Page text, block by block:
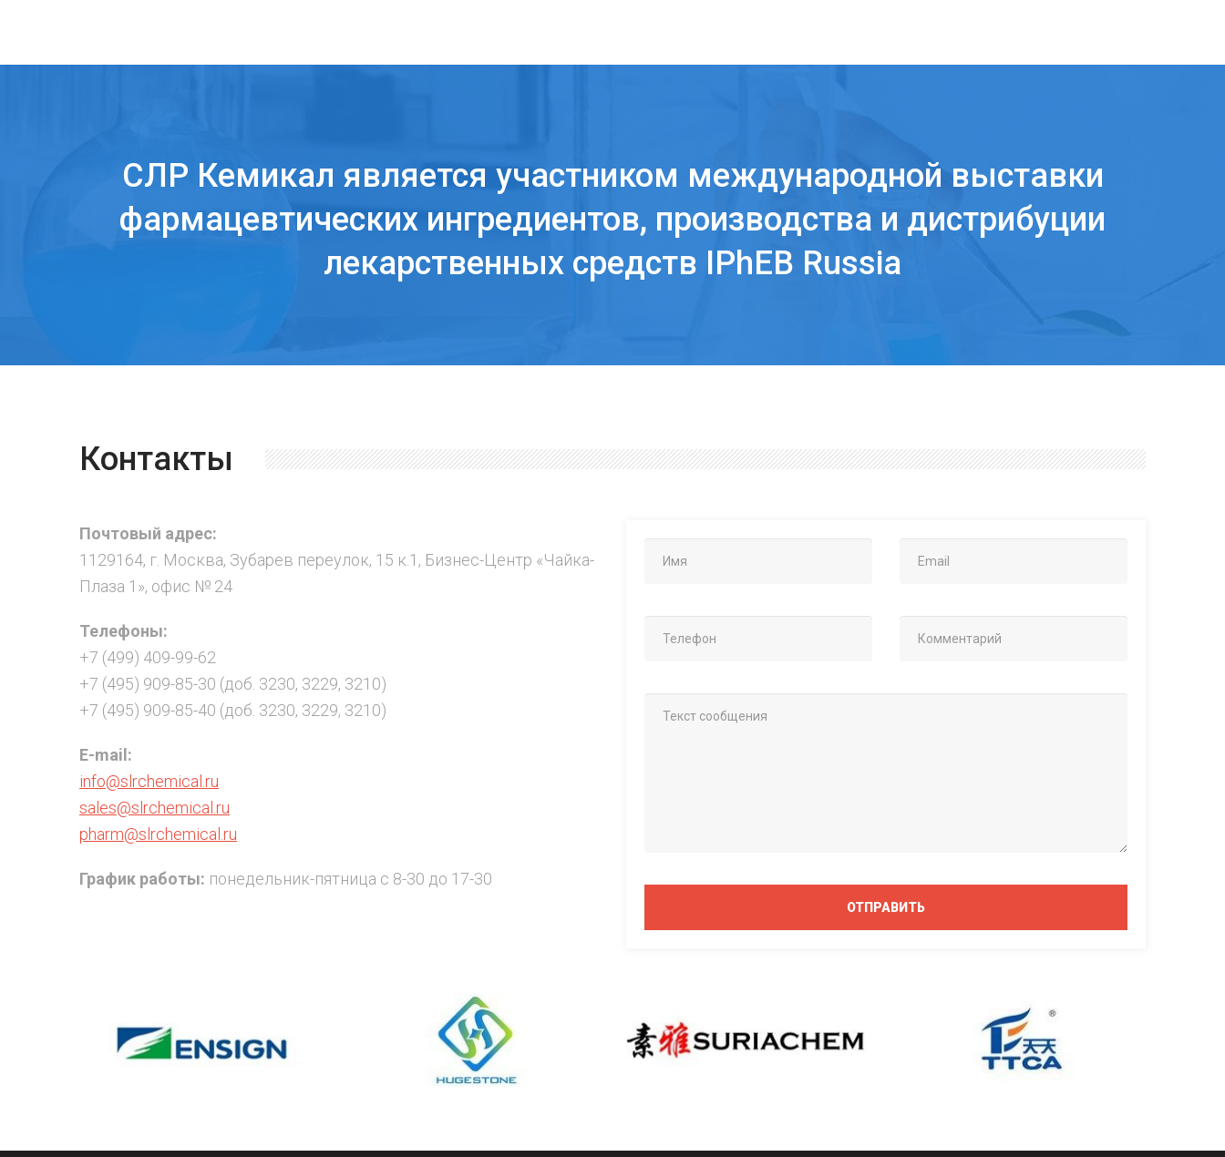
СЛР Кемикал является участником международной выставки
фармацевтических ингредиентов, производства и дистрибуции
лекарственных средств IPhEB Russia
Контакты
Почтовый адрес:
1129164, г. Москва, Зубарев переулок, 15 к.1, Бизнес-Центр «Чайка-
Плаза 1», офис № 24
Телефоны:
+7 (499) 409-99-62
+7 (495) 909-85-30 (доб. 3230, 3229, 3210)
+7 (495) 909-85-40 (доб. 3230, 3229, 3210)
E-mail:
info@slrchemical.ru
sales@slrchemical.ru
pharm@slrchemical.ru
График работы: понедельник-пятница с 8-30 до 17-30
ОТПРАВИТЬ